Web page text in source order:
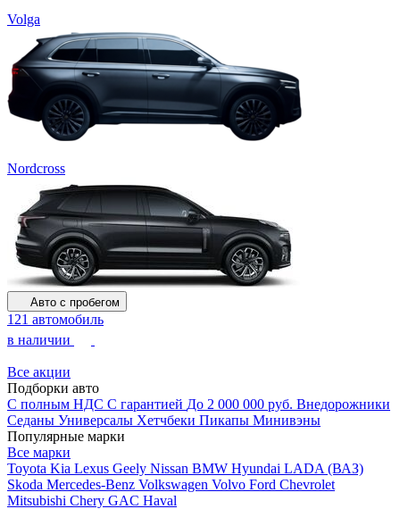
Volga
Nordcross
Авто с пробегом
121 автомобиль
в наличии
Все акции
Подборки авто
С полным НДС С гарантией До 2 000 000 руб. Внедорожники
Седаны Универсалы Хетчбеки Пикапы Минивэны
Популярные марки
Все марки
Toyota Kia Lexus Geely Nissan BMW Hyundai LADA (ВАЗ)
Skoda Mercedes-Benz Volkswagen Volvo Ford Chevrolet
Mitsubishi Chery GAC Haval